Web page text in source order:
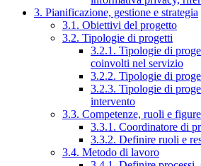
3. Pianificazione, gestione e strategia
3.1. Obiettivi del progetto
3.2. Tipologie di progetti
3.2.1. Tipologie di
coinvolti nel servizio
3.2.2. Tipologie di
3.2.3. Tipologie di
intervento
3.3. Competenze, ruoli e
3.3.1. Coordinatore di
3.3.2. Definire ruoli e
3.4. Metodo di lavoro